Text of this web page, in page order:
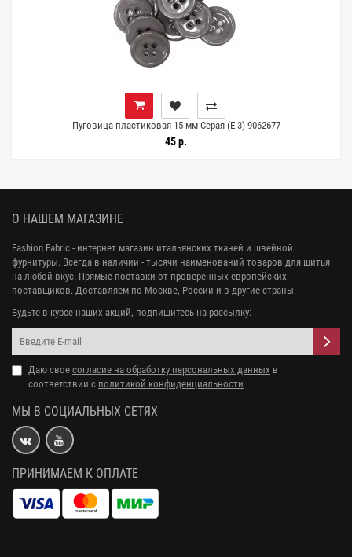
Пуговица пластиковая 15 мм Серая (Е-3) 9062677
45 р.
О НАШЕМ МАГАЗИНЕ
Fashion Fabric - интернет магазин итальянских тканей и швейной
фурнитуры. Всегда в наличии - тысячи наименований товаров для шитья
на любой вкус. Прямые поставки от проверенных европейских
поставщиков. Доставляем по Москве, России и в другие страны.
Будьте в курсе наших акций, подпишитесь на рассылку:
Даю свое согласие на обработку персональных данных в
соответствии с политикой конфиденциальности
МЫ В СОЦИАЛЬНЫХ СЕТЯХ
ПРИНИМАЕМ К ОПЛАТЕ